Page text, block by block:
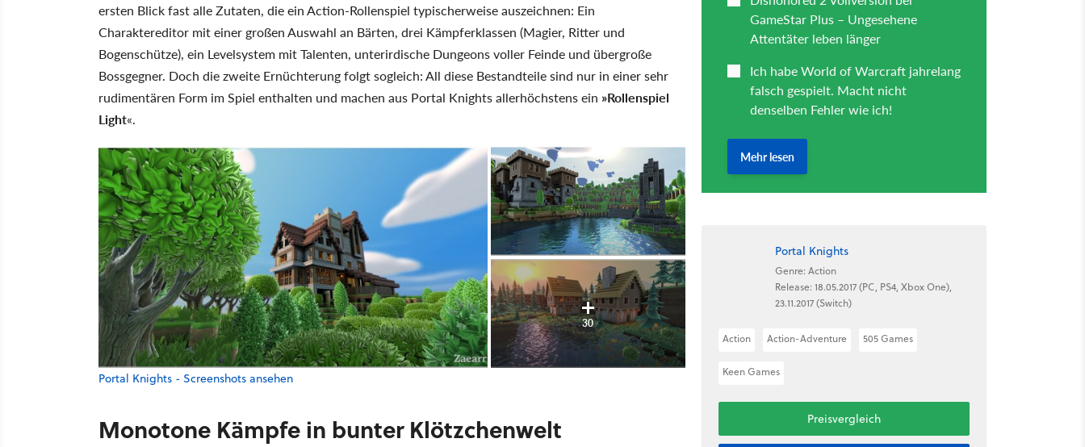
ersten Blick fast alle Zutaten, die ein Action-Rollenspiel typischerweise auszeichnen: Ein
Charaktereditor mit einer großen Auswahl an Bärten, drei Kämpferklassen (Magier, Ritter und
Bogenschütze), ein Levelsystem mit Talenten, unterirdische Dungeons voller Feinde und übergroße
Bossgegner. Doch die zweite Ernüchterung folgt sogleich: All diese Bestandteile sind nur in einer sehr
rudimentären Form im Spiel enthalten und machen aus Portal Knights allerhöchstens ein »Rollenspiel
Light«.
30
Portal Knights - Screenshots ansehen
Monotone Kämpfe in bunter Klötzchenwelt
Portal Knights
Genre: Action
Release: 18.05.2017 (PC, PS4, Xbox One),
23.11.2017 (Switch)
Action Action-Adventure 505 Games
Keen Games
Preisvergleich